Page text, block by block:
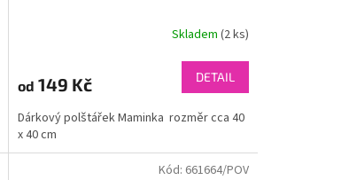
Skladem (2 ks)
od 149 Kč DETAIL
Dárkový polštářek Maminka rozměr cca 40
x 40 cm
Kód: 661664/POV